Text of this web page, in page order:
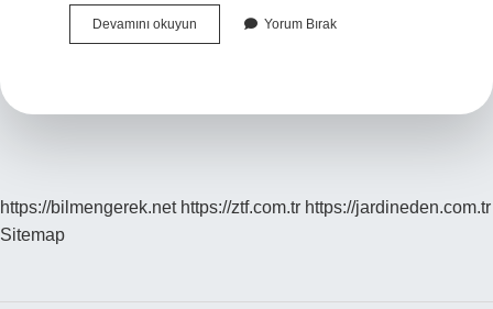
Devamını okuyun Uluslararası
Taşıma
Yorum Bırak
https://bilmengerek.net https://ztf.com.tr https://jardineden.com.tr
Sitemap